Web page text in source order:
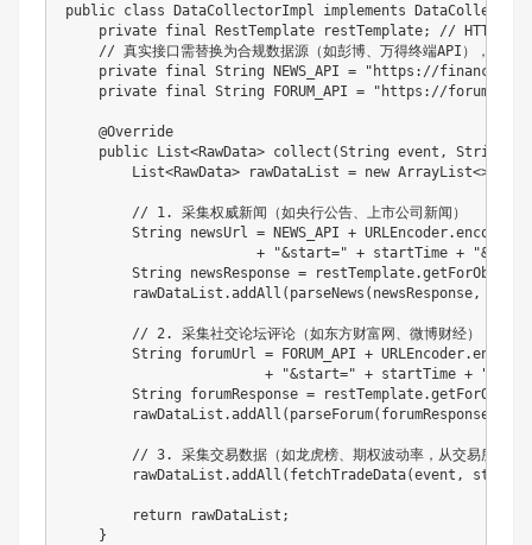
public class DataCollectorImpl implements DataCollector
private final RestTemplate restTemplate;
// HTTP请求
// 真实接口需替换为合规数据源（如彭博、万得终端API），此处
private final String NEWS_API =
"https://finance-
private final String FORUM_API = "https://forum-
@Override
public List<RawData> collect (String event , String
List<RawData> rawDataList = new ArrayList<>
// 1. 采集权威新闻（如央行公告、上市公司新闻）
String newsUrl = NEWS_API + URLEncoder.encode
+
"&start=" + startTime +
"&end="
String newsResponse = restTemplate.getForObject
        rawDataList
.addAll ( parseNews ( newsResponse ,
// 2. 采集社交论坛评论（如东方财富网、微博财经）
String forumUrl = FORUM_API + URLEncoder.encode
+
"&start=" + startTime +
String forumResponse = restTemplate.getForObject
        rawDataList
.addAll ( parseForum( forumResponse
// 3. 采集交易数据（如龙虎榜、期权波动率，从交易所接口
        rawDataList
.addAll ( fetchTradeData(event ,
return rawDataList ;
}